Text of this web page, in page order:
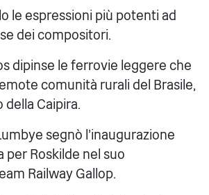
le espressioni più potenti ad
dei compositori.
dipinse le ferrovie leggere che
comunità rurali del Brasile,
della Caipira.
segnò l'inaugurazione
per Roskilde nel suo
Railway Gallop.